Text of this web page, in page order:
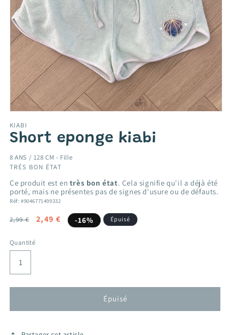
le
média
1
dans
fenêtre
modale
KIABI
Short eponge kiabi
8 ANS / 128 CM - Fille
TRÉS BON ÉTAT
Ce produit est en très bon état. Cela signifie qu'il a déjà été
porté, mais ne présentes pas de signes d'usure ou de défauts.
Réf: #9046771499332
Prix
2,99 €
Prix
2,49 € -16% Épuisé
Quantité
Épuisé